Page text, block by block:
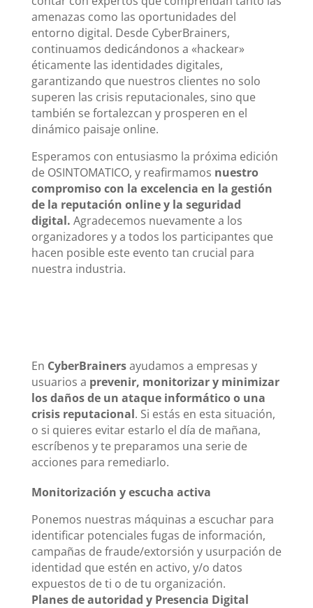
amenazas como las oportunidades del
entorno digital. Desde CyberBrainers,
continuamos dedicándonos a «hackear»
éticamente las identidades digitales,
garantizando que nuestros clientes no solo
superen las crisis reputacionales, sino que
también se fortalezcan y prosperen en el
dinámico paisaje online.
Esperamos con entusiasmo la próxima edición
de OSINTOMATICO, y reafirmamos nuestro
compromiso con la excelencia en la gestión
de la reputación online y la seguridad
digital. Agradecemos nuevamente a los
organizadores y a todos los participantes que
hacen posible este evento tan crucial para
nuestra industria.
En CyberBrainersayudamos a empresas y
usuarios a prevenir, monitorizar y minimizar
los daños de un ataque informático o una
crisis reputacional. Si estás en esta situación,
o si quieres evitar estarlo el día de mañana,
escríbenos y te preparamos una serie de
acciones para remediarlo.
Monitorización y escucha activa
Ponemos nuestras máquinas a escuchar para
identificar potenciales fugas de información,
campañas de fraude/extorsión y usurpación de
identidad que estén en activo, y/o datos
expuestos de ti o de tu organización.
Planes de autoridad y Presencia Digital